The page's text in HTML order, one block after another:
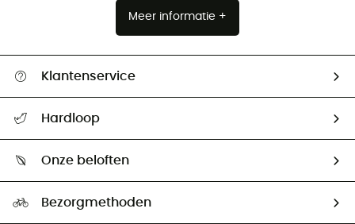
Meer informatie +
Klantenservice
Mijn zending volgen
Retourzendingen & Terugbetalingen
Hardloop
Ambassadeurs
Onze beloften
Bezorgmethoden